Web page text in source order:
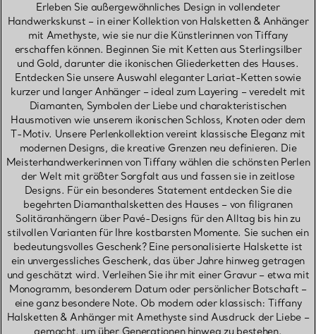
Erleben Sie außergewöhnliches Design in vollendeter
Handwerkskunst – in einer Kollektion von Halsketten & Anhänger
mit Amethyste, wie sie nur die Künstlerinnen von Tiffany
erschaffen können. Beginnen Sie mit Ketten aus Sterlingsilber
und Gold, darunter die ikonischen Gliederketten des Hauses.
Entdecken Sie unsere Auswahl eleganter Lariat-Ketten sowie
kurzer und langer Anhänger – ideal zum Layering – veredelt mit
Diamanten, Symbolen der Liebe und charakteristischen
Hausmotiven wie unserem ikonischen Schloss, Knoten oder dem
T-Motiv. Unsere Perlenkollektion vereint klassische Eleganz mit
modernen Designs, die kreative Grenzen neu definieren. Die
Meisterhandwerkerinnen von Tiffany wählen die schönsten Perlen
der Welt mit größter Sorgfalt aus und fassen sie in zeitlose
Designs. Für ein besonderes Statement entdecken Sie die
begehrten Diamanthalsketten des Hauses – von filigranen
Solitäranhängern über Pavé-Designs für den Alltag bis hin zu
stilvollen Varianten für Ihre kostbarsten Momente. Sie suchen ein
bedeutungsvolles Geschenk? Eine personalisierte Halskette ist
ein unvergessliches Geschenk, das über Jahre hinweg getragen
und geschätzt wird. Verleihen Sie ihr mit einer Gravur – etwa mit
Monogramm, besonderem Datum oder persönlicher Botschaft –
eine ganz besondere Note. Ob modern oder klassisch: Tiffany
Halsketten & Anhänger mit Amethyste sind Ausdruck der Liebe –
gemacht, um über Generationen hinweg zu bestehen.